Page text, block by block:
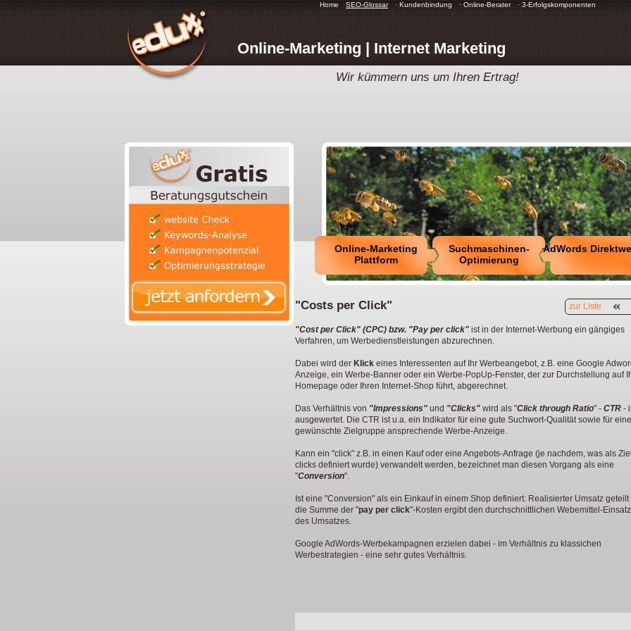
Online-Marketing | Internet Marketing
Wir kümmern uns um Ihren Ertrag!
Online-Marketing
Plattform
Suchmaschinen-
Optimierung
AdWords
Home SEO-Glossar · Kundenbindung · Online-Berater · 3-Erfolgskomponenten
zur Liste
"Costs per Click"
"Cost per Click" (CPC) bzw. "Pay per click" ist in der Internet-Werbung ein gängiges
Verfahren, um Werbedienstleistungen abzurechnen.
Dabei wird der Klick eines Interessenten auf Ihr Werbeangebot, z.B. eine Google
Anzeige, ein Werbe-Banner oder ein Werbe-PopUp-Fenster, der zur Durchstellung auf
Homepage oder Ihren Internet-Shop führt, abgerechnet.
Das Verhältnis von "Impressions" und "Clicks" wird als "Click through Ratio" - CTR -
ausgewertet. Die CTR ist u.a. ein Indikator für eine gute Suchwort-Qualität sowie für
gewünschte Zielgruppe ansprechende Werbe-Anzeige.
Kann ein "click" z.B. in einen Kauf oder eine Angebots-Anfrage (je nachdem, was als
clicks definiert wurde) verwandelt werden, bezeichnet man diesen Vorgang als eine
"Conversion".
Ist eine "Conversion" als ein Einkauf in einem Shop definiert: Realisierter Umsatz geteilt
die Summe der "pay per click"-Kosten ergibt den durchschnittlichen Webemittel-
des Umsatzes.
Google AdWords-Werbekampagnen erzielen dabei - im Verhältnis zu klassichen
Werbestrategien - eine sehr gutes Verhältnis.